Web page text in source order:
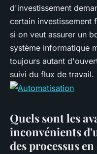
d'investissement
certain investissement
si on veut assurer un
système informatique
toujours autant
suivi du flux de travail.
Quels sont les
inconvénients
des processus